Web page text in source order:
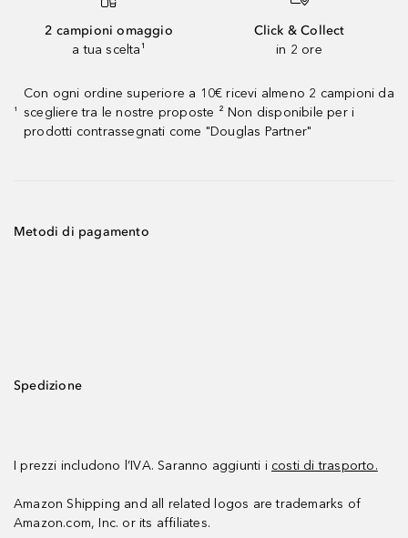
2 campioni omaggio
a tua scelta¹
Click & Collect
in 2 ore
¹
Con ogni ordine superiore a 10€ ricevi almeno 2 campioni da
scegliere tra le nostre proposte ² Non disponibile per i
prodotti contrassegnati come "Douglas Partner"
Metodi di pagamento
Spedizione
I prezzi includono l’IVA. Saranno aggiunti i costi di trasporto.
Amazon Shipping and all related logos are trademarks of
Amazon.com, Inc. or its affiliates.